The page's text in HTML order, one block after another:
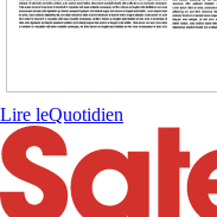
Lire leQuotidien